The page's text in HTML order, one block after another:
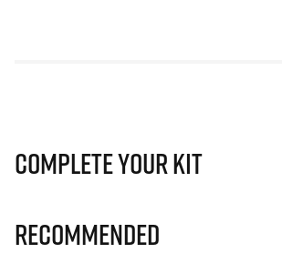
Complete Your Kit
Recommended